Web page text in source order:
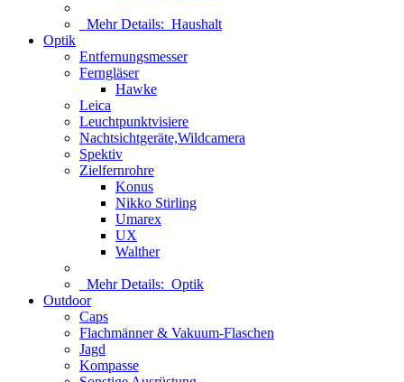
Mehr Details: Haushalt
Optik
Entfernungsmesser
Ferngläser
Hawke
Leica
Leuchtpunktvisiere
Nachtsichtgeräte,Wildcamera
Spektiv
Zielfernrohre
Konus
Nikko Stirling
Umarex
UX
Walther
Mehr Details: Optik
Outdoor
Caps
Flachmänner & Vakuum-Flaschen
Jagd
Kompasse